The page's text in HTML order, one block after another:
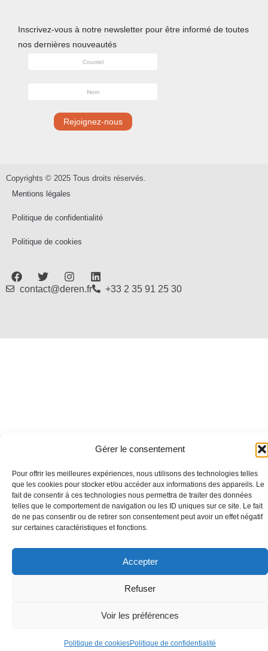
Gérer le consentement
Pour offrir les meilleures expériences, nous utilisons des technologies telles
que les cookies pour stocker et/ou accéder aux informations des appareils. Le
fait de consentir à ces technologies nous permettra de traiter des données
telles que le comportement de navigation ou les ID uniques sur ce site. Le fait
de ne pas consentir ou de retirer son consentement peut avoir un effet négatif
sur certaines caractéristiques et fonctions.
Accepter
Refuser
Voir les préférences
Politique de cookiesPolitique de confidentialité
Inscrivez-vous à notre newsletter pour être informé de toutes
nos dernières nouveautés
Copyrights © 2025 Tous droits réservés.
Mentions légales
Politique de confidentialité
Politique de cookies
contact@deren.fr +33 2 35 91 25 30
📅 Prendre RDV